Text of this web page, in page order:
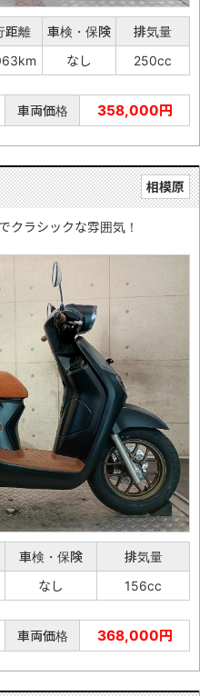
距離 車検・保険
排気量
なし 250cc
車両価格 358,000円
相模原
クラシックな雰囲気！
車検・保険
排気量
なし 156cc
車両価格 368,000円